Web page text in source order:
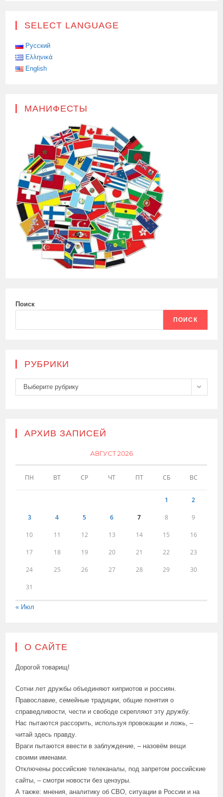
SELECT LANGUAGE
Русский
Ελληνικά
English
МАНИФЕСТЫ
Поиск
ПОИСК
РУБРИКИ
Рубрики
Выберите рубрику
АРХИВ ЗАПИСЕЙ
АВГУСТ 2026
ПН ВТ СР ЧТ ПТ СБ ВС
1 2
3 4 5 6 7 8 9
10 11 12 13 14 15 16
17 18 19 20 21 22 23
24 25 26 27 28 29 30
31
« Июл
О САЙТЕ
Дорогой товарищ!
Сотни лет дружбы объединяют киприотов и россиян.
Православие, семейные традиции, общие понятия о
справедливости, чести и свободе скрепляют эту дружбу.
Нас пытаются рассорить, используя провокации и ложь, –
читай здесь правду.
Враги пытаются ввести в заблуждение, – назовём вещи
своими именами.
Отключены российские телеканалы, под запретом российские
сайты, – смотри новости без цензуры.
А также: мнения, аналитику об СВО, ситуации в России и на